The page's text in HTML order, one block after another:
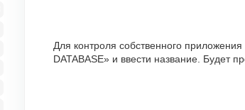
Для контроля собственного
DATABASE» и ввести название. Будет